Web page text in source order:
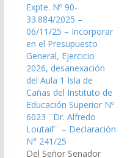
Expte. Nº 90-
33.884/2025 –
06/11/25 – Incorporar
en el Presupuesto
General, Ejercicio
2026, desanexación
del Aula 1 Isla de
Cañas del Instituto de
Educación Superior Nº
6023 ¨Dr. Alfredo
Loutaif¨ – Declaración
N° 241/25
Del Señor Senador